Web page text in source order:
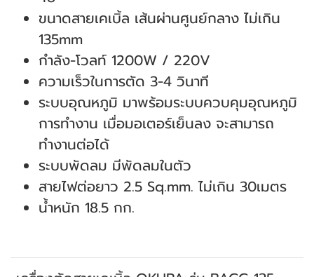
ขนาดสายเคเบิ้ล เส้นผ่านศูนย์กลาง ไม่เกิน
135mm
กําลัง-โวลท์ 1200W / 220V
ความเร็วในการตัด 3-4 วินาที
ระบบอุณหภูมิ มาพร้อมระบบควบคุมอุณหภูมิ
การทำงาน เมื่อมอเตอร์เย็นลง จะสามารถ
ทำงานต่อได้
ระบบพัดลม มีพัดลมในตัว
สายไฟต่อยาว 2.5 Sq.mm. ไม่เกิน 30เมตร
น้ำหนัก 18.5 กก.